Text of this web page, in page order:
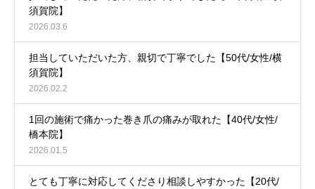
須賀院】
2026.03.6
担当していただいた方、親切で丁寧でした【50代/女性/横
須賀院】
2026.02.2
1回の施術で痛かった巻き爪の痛みが取れた【40代/女性/
橋本院】
2026.01.5
とても丁寧に対応してくださり相談しやすかった【20代/